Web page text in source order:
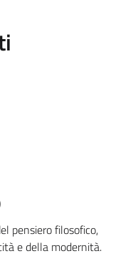
pensiero filosofico,
e della modernità.